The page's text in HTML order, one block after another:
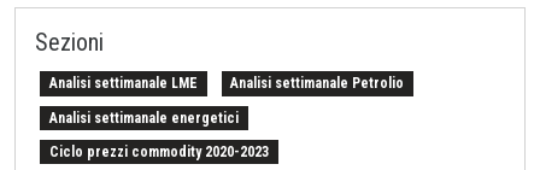
Sezioni
Analisi settimanale LME Analisi settimanale Petrolio
Analisi settimanale energetici
Ciclo prezzi commodity 2020-2023